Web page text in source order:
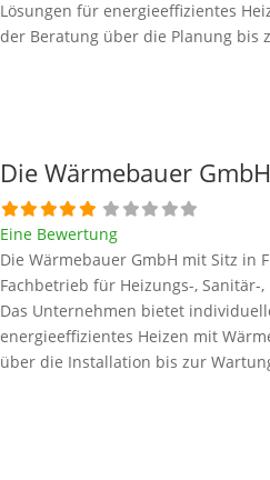
Lösungen für energieeffizientes
der Beratung über die Planung bis
Die Wärmebauer GmbH
Eine Bewertung
Die Wärmebauer GmbH mit Sitz in
Fachbetrieb für Heizungs-,
Das Unternehmen bietet
energieeffizientes Heizen mit
über die Installation bis zur